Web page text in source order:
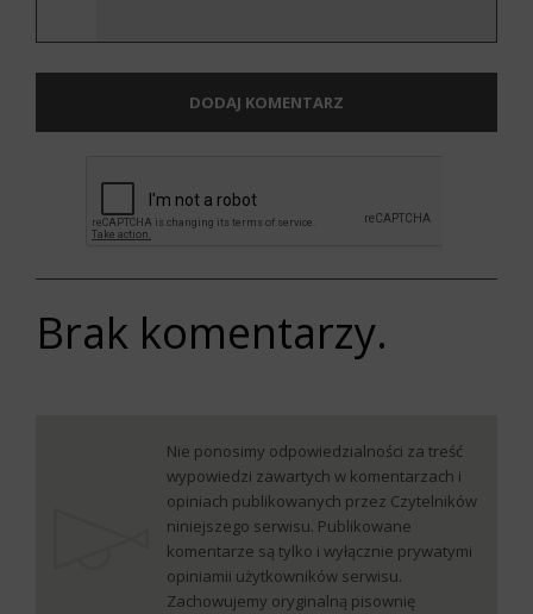
DODAJ KOMENTARZ
Brak komentarzy.
Nie ponosimy odpowiedzialności za treść
wypowiedzi zawartych w komentarzach i
opiniach publikowanych przez Czytelników
niniejszego serwisu. Publikowane
komentarze są tylko i wyłącznie prywatymi
opiniamii użytkowników serwisu.
Zachowujemy oryginalną pisownię